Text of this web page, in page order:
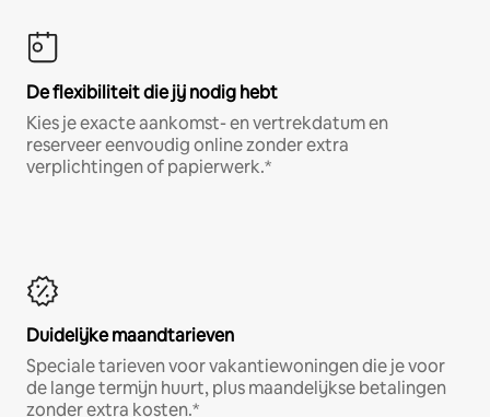
De flexibiliteit die jij nodig hebt
Kies je exacte aankomst- en vertrekdatum en
reserveer eenvoudig online zonder extra
verplichtingen of papierwerk.*
Duidelijke maandtarieven
Speciale tarieven voor vakantiewoningen die je voor
de lange termijn huurt, plus maandelijkse betalingen
zonder extra kosten.*